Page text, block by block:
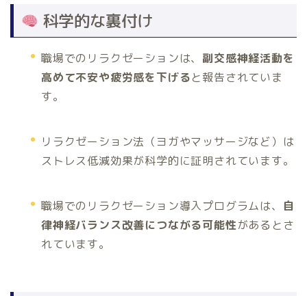
科学的な裏付け
職場でのリラクゼーションは、 副交感神経活動を
高めて不安や疲労感を下げると報告されていま
す。
リラクゼーション法（ヨガやマッサージなど）は
ストレス低減効果が科学的に証明されています。
職場でのリラクゼーション導入プログラムは、 自
律神経バランス改善につながる可能性があるとさ
れています。